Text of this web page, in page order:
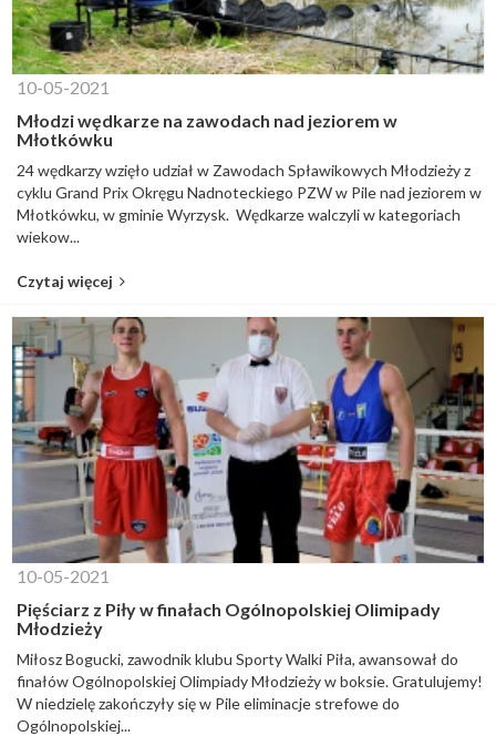
10-05-2021
Młodzi wędkarze na zawodach nad jeziorem w
Młotkówku
24 wędkarzy wzięło udział w Zawodach Spławikowych Młodzieży z
cyklu Grand Prix Okręgu Nadnoteckiego PZW w Pile nad jeziorem w
Młotkówku, w gminie Wyrzysk. Wędkarze walczyli w kategoriach
wiekow...
Czytaj więcej
10-05-2021
Pięściarz z Piły w finałach Ogólnopolskiej Olimipady
Młodzieży
Miłosz Bogucki, zawodnik klubu Sporty Walki Piła, awansował do
finałów Ogólnopolskiej Olimpiady Młodzieży w boksie. Gratulujemy!
W niedzielę zakończyły się w Pile eliminacje strefowe do
Ogólnopolskiej...